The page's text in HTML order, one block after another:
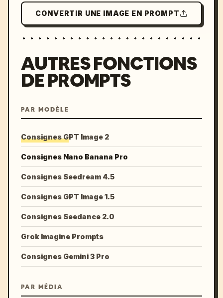
CONVERTIR UNE IMAGE EN PROMPT
AUTRES FONCTIONS
DE PROMPTS
PAR MODÈLE
Consignes GPT Image 2
Consignes Nano Banana Pro
Consignes Seedream 4.5
Consignes GPT Image 1.5
Consignes Seedance 2.0
Grok Imagine Prompts
Consignes Gemini 3 Pro
PAR MÉDIA